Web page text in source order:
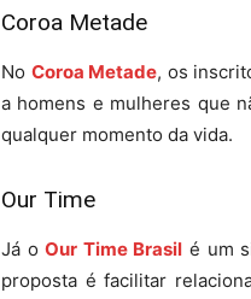
Coroa Metade
No Coroa Metade, os
a homens e mulheres que
qualquer momento da vida.
Our Time
Já oOur Time Brasil é um
proposta é facilitar